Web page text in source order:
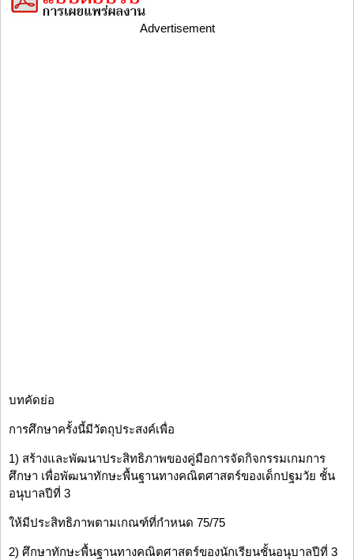
Advertisement
บทคัดย่อ
การศึกษาครั้งนี้มีวัตถุประสงค์เพื่อ
1) สร้างและพัฒนาประสิทธิภาพของคู่มือการจัดกิจกรรมเกมการ
ศึกษา เพื่อพัฒนาทักษะพื้นฐานทางคณิตศาสตร์ของเด็กปฐมวัย ชั้น
อนุบาลปีที่ 3
ให้มีประสิทธิภาพตามเกณฑ์ที่กำหนด 75/75
2) ศึกษาทักษะพื้นฐานทางคณิตศาสตร์ของนักเรียนชั้นอนุบาลปีที่ 3